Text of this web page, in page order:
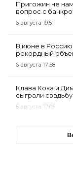
Пригожин не
вопрос с
6 августа 19:51
В июне в
рекордный
6 августа 17:58
Клава Кока и
сыграли свадьбу
6 августа 17:05